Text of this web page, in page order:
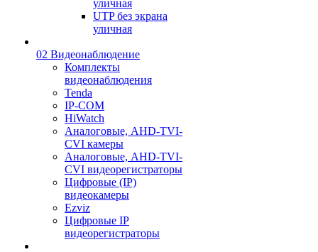
уличная
UTP без экрана
уличная
02 Видеонаблюдение
Комплекты
видеонаблюдения
Tenda
IP-COM
HiWatch
Аналоговые, AHD-TVI-
CVI камеры
Аналоговые, AHD-TVI-
CVI видеорегистраторы
Цифровые (IP)
видеокамеры
Ezviz
Цифровые IP
видеорегистраторы